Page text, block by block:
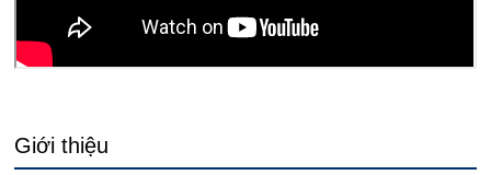
Giới thiệu